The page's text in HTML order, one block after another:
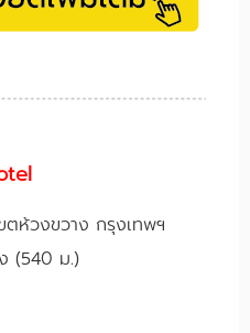
ตห้วงขวาง กรุงเทพฯ
(540 ม.)